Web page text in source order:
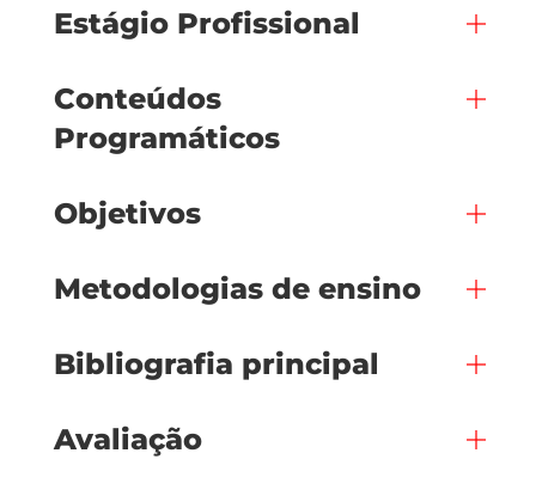
Estágio Profissional
Conteúdos
Programáticos
Objetivos
Metodologias de ensino
Bibliografia principal
Avaliação